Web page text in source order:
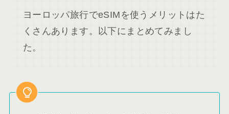
ヨーロッパ旅行でeSIMを使うメリットはた
くさんあります。以下にまとめてみまし
た。